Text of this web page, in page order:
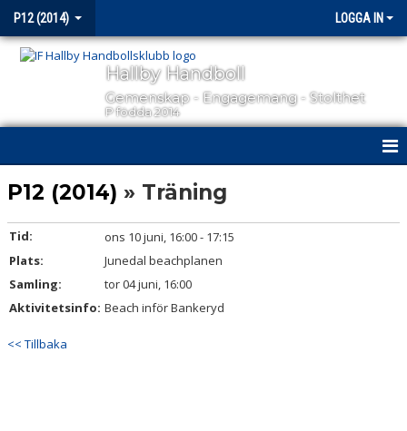
P12 (2014) LOGGA IN
Hallby Handboll
Gemenskap - Engagemang - Stolthet
P födda 2014
HEM
NYHETER
KALENDER
MATCHER
TRUPPEN
P12 (2014) » Träning
Tid:
ons 10 juni, 16:00 - 17:15
Plats:
Junedal beachplanen
Samling:
tor 04 juni, 16:00
Aktivitetsinfo: Beach inför Bankeryd
<< Tillbaka